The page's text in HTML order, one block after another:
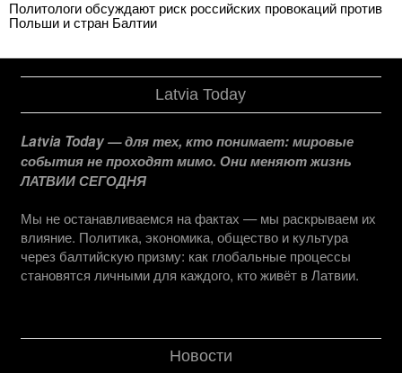
Политологи обсуждают риск российских провокаций против
Польши и стран Балтии
Latvia Today
Latvia Today — для тех, кто понимает: мировые
события не проходят мимо. Они меняют жизнь
ЛАТВИИ СЕГОДНЯ
Мы не останавливаемся на фактах — мы раскрываем их
влияние. Политика, экономика, общество и культура
через балтийскую призму: как глобальные процессы
становятся личными для каждого, кто живёт в Латвии.
Новости